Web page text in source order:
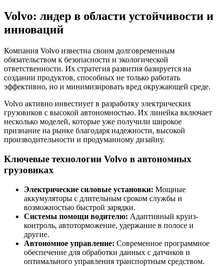
Volvo: лидер в области устойчивости и
инноваций
Компания Volvo известна своим долговременным
обязательством к безопасности и экологической
ответственности. Их стратегия развития базируется на
создании продуктов, способных не только работать
эффективно, но и минимизировать вред окружающей среде.
Volvo активно инвестиует в разработку электрических
грузовиков с высокой автономностью. Их линейка включает
несколько моделей, которые уже получили широкое
признание на рынке благодаря надежности, высокой
производительности и продуманному дизайну.
Ключевые технологии Volvo в автономных
грузовиках
Электрические силовые установки: Мощные
аккумуляторы с длительным сроком службы и
возможностью быстрой зарядки.
Системы помощи водителю: Адаптивный круиз-
контроль, автоторможение, удержание в полосе и
другие.
Автономное управление: Современное программное
обеспечение для обработки данных с датчиков и
оптимального управления транспортным средством.